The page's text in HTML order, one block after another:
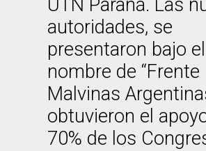
UTN Paraná. Las
autoridades, se
presentaron bajo el
nombre de “Frente
Malvinas
obtuvieron el
70% de los